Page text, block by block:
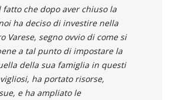
fatto che dopo aver chiuso la
ha deciso di investire nella
Varese, segno ovvio di come si
a tal punto di impostare la
della sua famiglia in questi
ha portato risorse,
e ha ampliato le